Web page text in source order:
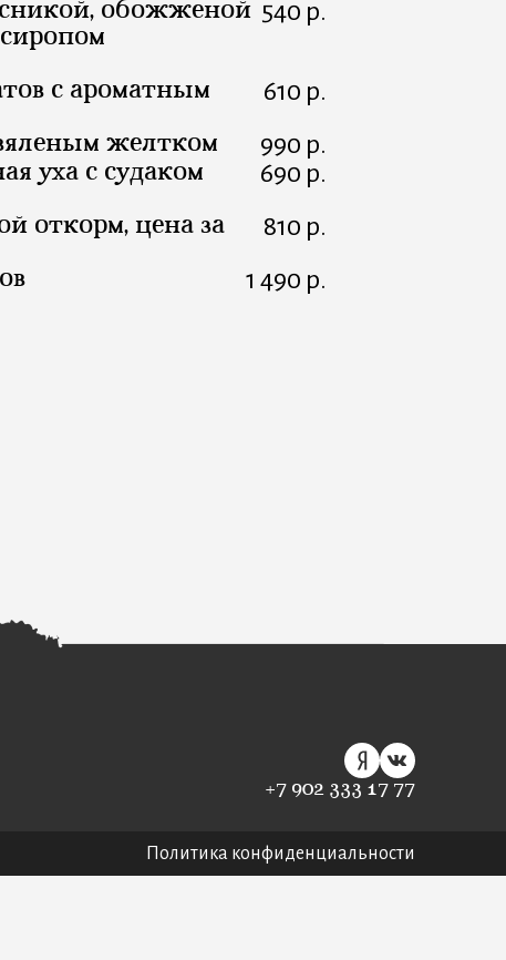
обожженой 540 р.
с ароматным
610 р.
желтком 990 р.
уха с судаком 690 р.
откорм, цена за
810 р.
1 490 р.
+7 902 333 17 77
Политика конфиденциальности